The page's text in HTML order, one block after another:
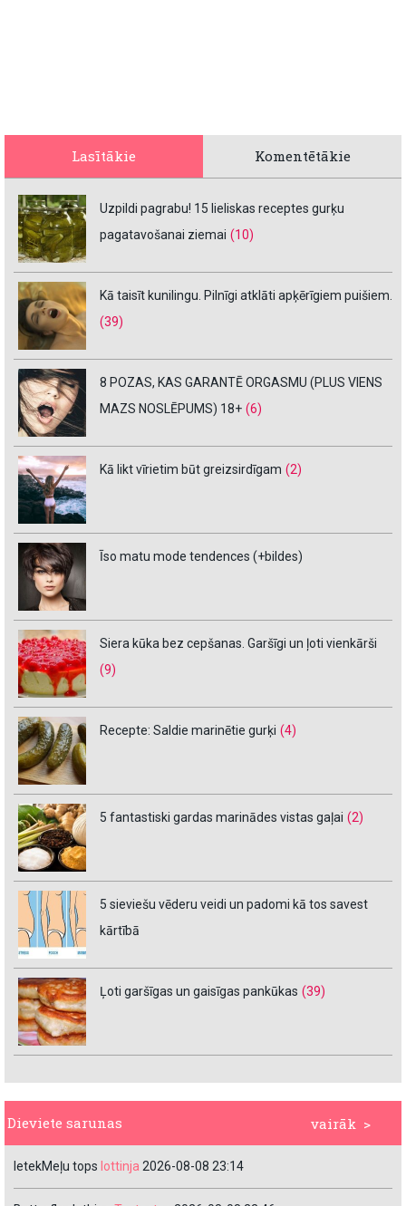
Lasītākie Komentētākie
Uzpildi pagrabu! 15 lieliskas receptes gurķu
pagatavošanai ziemai (10)
Kā taisīt kunilingu. Pilnīgi atklāti apķērīgiem puišiem.
(39)
8 POZAS, KAS GARANTĒ ORGASMU (PLUS VIENS
MAZS NOSLĒPUMS) 18+ (6)
Kā likt vīrietim būt greizsirdīgam (2)
Īso matu mode tendences (+bildes)
Siera kūka bez cepšanas. Garšīgi un ļoti vienkārši
(9)
Recepte: Saldie marinētie gurķi (4)
5 fantastiski gardas marinādes vistas gaļai (2)
5 sieviešu vēderu veidi un padomi kā tos savest
kārtībā
Ļoti garšīgas un gaisīgas pankūkas (39)
vairāk >
Dieviete sarunas
IetekMeļu tops lottinja 2026-08-08 23:14